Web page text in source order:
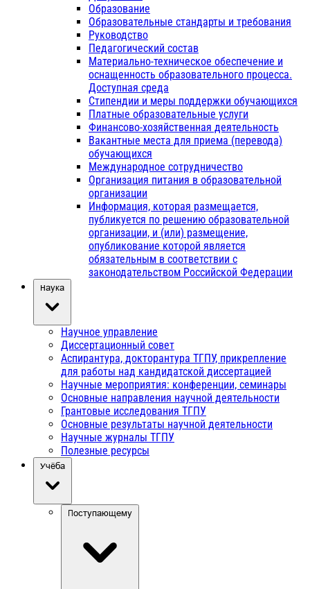
Образование
Образовательные стандарты и требования
Руководство
Педагогический состав
Материально-техническое обеспечение и
оснащенность образовательного процесса.
Доступная среда
Стипендии и меры поддержки обучающихся
Платные образовательные услуги
Финансово-хозяйственная деятельность
Вакантные места для приема (перевода)
обучающихся
Международное сотрудничество
Организация питания в образовательной
организации
Информация, которая размещается,
публикуется по решению образовательной
организации, и (или) размещение,
опубликование которой является
обязательным в соответствии с
законодательством Российской Федерации
Наука
Научное управление
Диссертационный совет
Аспирантура, докторантура ТГПУ, прикрепление
для работы над кандидатской диссертацией
Научные мероприятия: конференции, семинары
Основные направления научной деятельности
Грантовые исследования ТГПУ
Основные результаты научной деятельности
Научные журналы ТГПУ
Полезные ресурсы
Учёба
Поступающему